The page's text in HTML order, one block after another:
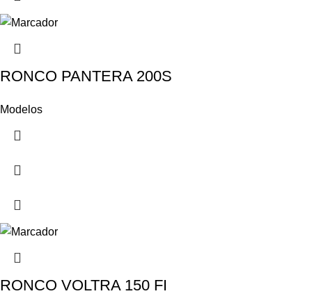
RONCO PANTERA 200S
Modelos
RONCO VOLTRA 150 FI